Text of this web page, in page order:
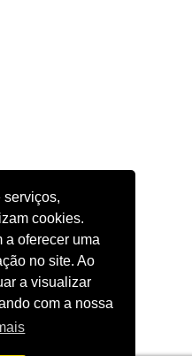
serviços,
cookies.
a oferecer uma
no site. Ao
a visualizar
com a nossa